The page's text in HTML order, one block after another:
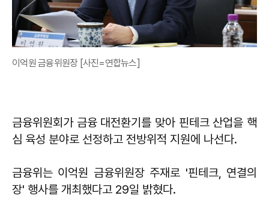
이억원 금융위원장 [사진=연합뉴스]
금융위원회가 금융 대전환기를 맞아 핀테크 산업을 핵
심 육성 분야로 선정하고 전방위적 지원에 나선다.
금융위는 이억원 금융위원장 주재로 '핀테크, 연결의
장' 행사를 개최했다고 29일 밝혔다.